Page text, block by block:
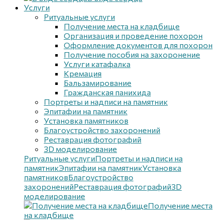
Услуги
Ритуальные услуги
Получение места на кладбище
Организация и проведение похорон
Оформление документов для похорон
Получение пособия на захоронение
Услуги катафалка
Кремация
Бальзамирование
Гражданская панихида
Портреты и надписи на памятник
Эпитафии на памятник
Установка памятников
Благоустройство захоронений
Реставрация фотографий
3D моделирование
Ритуальные услугиПортреты и надписи на
памятникЭпитафии на памятникУстановка
памятниковБлагоустройство
захороненийРеставрация фотографий3D
моделирование
Получение места
на кладбище